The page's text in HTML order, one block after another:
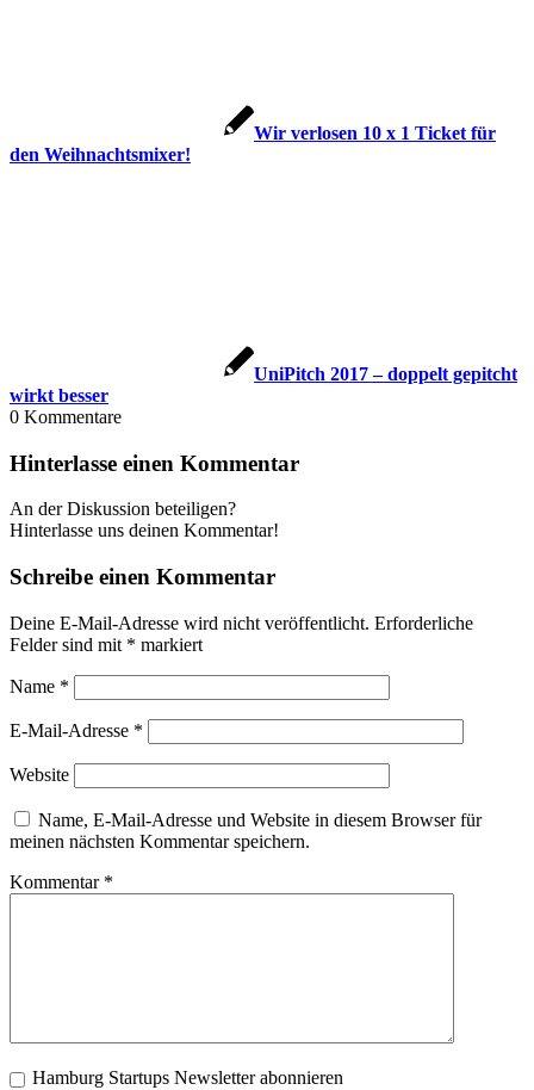
Wir verlosen 10 x 1 Ticket für
den Weihnachtsmixer!
UniPitch 2017 – doppelt gepitcht
wirkt besser
0 Kommentare
Hinterlasse einen Kommentar
An der Diskussion beteiligen?
Hinterlasse uns deinen Kommentar!
Schreibe einen Kommentar
Deine E-Mail-Adresse wird nicht veröffentlicht. Erforderliche
Felder sind mit * markiert
Name *
E-Mail-Adresse *
Website
Name, E-Mail-Adresse und Website in diesem Browser für
meinen nächsten Kommentar speichern.
Kommentar *
Hamburg Startups Newsletter abonnieren